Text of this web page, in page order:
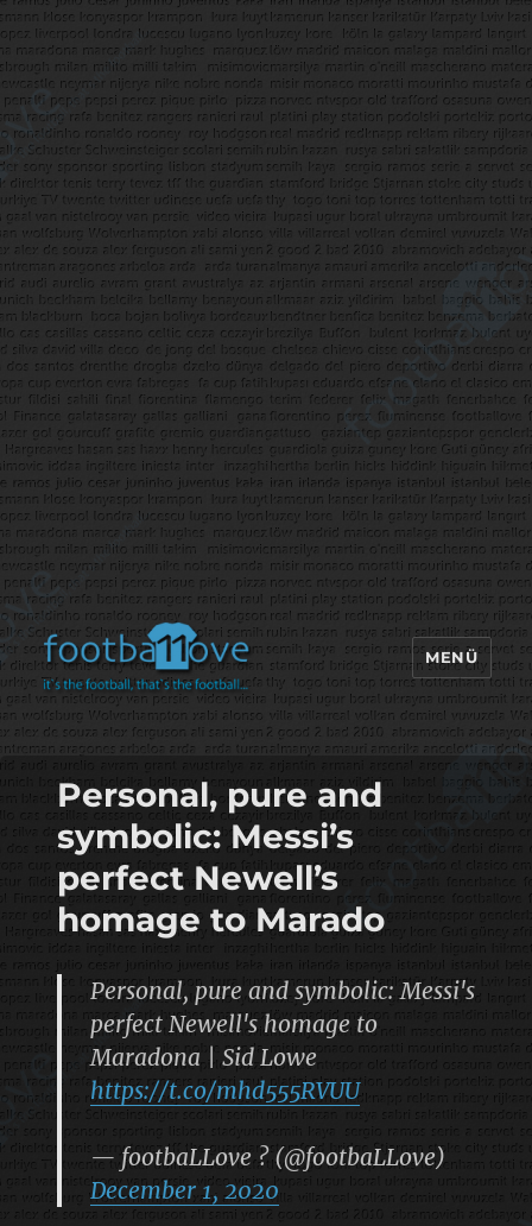
footbaLLove
MENÜ
Personal, pure and
symbolic: Messi’s
perfect Newell’s
homage to Marado
Personal, pure and symbolic: Messi's
perfect Newell's homage to
Maradona | Sid Lowe
https://t.co/mhd555RVUU
— footbaLLove ? (@footbaLLove)
December 1, 2020